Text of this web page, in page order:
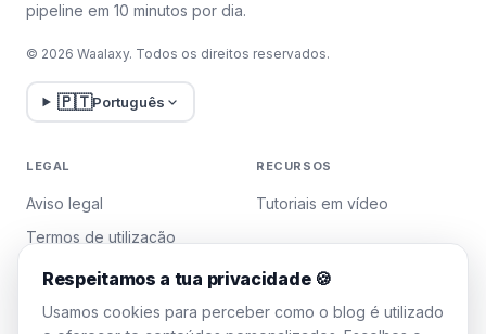
pipeline em 10 minutos por dia.
© 2026 Waalaxy. Todos os direitos reservados.
🇵🇹Português
LEGAL
Aviso legal
Termos de utilização
Política de privacidade
Gerir cookies
RECURSOS
Tutoriais em vídeo
Respeitamos a tua privacidade 🍪
Usamos cookies para perceber como o blog é utilizado